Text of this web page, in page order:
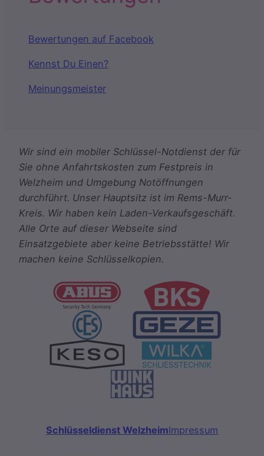
Bewertungen auf Facebook
Kennst Du Einen?
Meinungsmeister
Wir sind ein mobiler Schlüssel-Notdienst der für
Sie ohne Anfahrtskosten zum Festpreis in
Welzheim und Umgebung Notöffnungen
durchführt. Unser Hauptsitz ist im Rems-Murr-
Kreis. Wir haben kein Laden-Verkaufsgeschäft.
Alle Orte auf dieser Webseite sind
Einsatzgebiete aber keine Betriebsstätte! Wir
machen keine Schlüsselkopien.
Schlüsseldienst WelzheimImpressum